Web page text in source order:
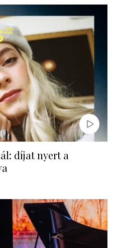
díjat nyert a